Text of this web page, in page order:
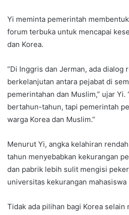
Yi meminta pemerintah
forum terbuka untuk mencapai
dan Korea.
“Di Inggris dan Jerman, ada dialog
berkelanjutan antara pejabat di
pemerintahan dan Muslim,” ujar Yi.
bertahun-tahun, tapi pemerintah
warga Korea dan Muslim.”
Menurut Yi, angka kelahiran
tahun menyebabkan kekurangan
dan pabrik lebih sulit mengisi
universitas kekurangan mahasiswa
Tidak ada pilihan bagi Korea selain